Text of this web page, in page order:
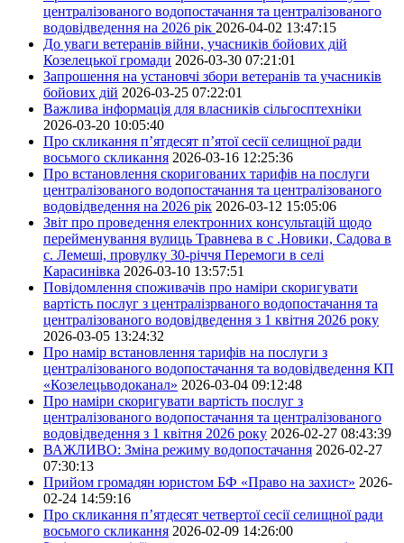
централізованого водопостачання та централізованого
водовідведення на 2026 рік 2026-04-02 13:47:15
До уваги ветеранів війни, учасників бойових дій
Козелецької громади 2026-03-30 07:21:01
Запрошення на установчі збори ветеранів та учасників
бойових дій 2026-03-25 07:22:01
Важлива інформація для власників сільгосптехніки
2026-03-20 10:05:40
Про скликання п’ятдесят п’ятої сесії селищної ради
восьмого скликання 2026-03-16 12:25:36
Про встановлення скоригованих тарифів на послуги
централізованого водопостачання та централізованого
водовідведення на 2026 рік 2026-03-12 15:05:06
Звіт про проведення електронних консультацій щодо
перейменування вулиць Травнева в с .Новики, Садова в
с. Лемеші, провулку 30-річчя Перемоги в селі
Карасинівка 2026-03-10 13:57:51
Повідомлення споживачів про наміри скоригувати
вартість послуг з централізрваного водопостачання та
централізованого водовідведення з 1 квітня 2026 року
2026-03-05 13:24:32
Про намір встановлення тарифів на послуги з
централізованого водопостачання та водовідведення КП
«Козелецьводоканал» 2026-03-04 09:12:48
Про наміри скоригувати вартість послуг з
централізованого водопостачання та централізованого
водовідведення з 1 квітня 2026 року 2026-02-27 08:43:39
ВАЖЛИВО: Зміна режиму водопостачання 2026-02-27
07:30:13
Прийом громадян юристом БФ «Право на захист» 2026-
02-24 14:59:16
Про скликання п’ятдесят четвертої сесії селищної ради
восьмого скликання 2026-02-09 14:26:00